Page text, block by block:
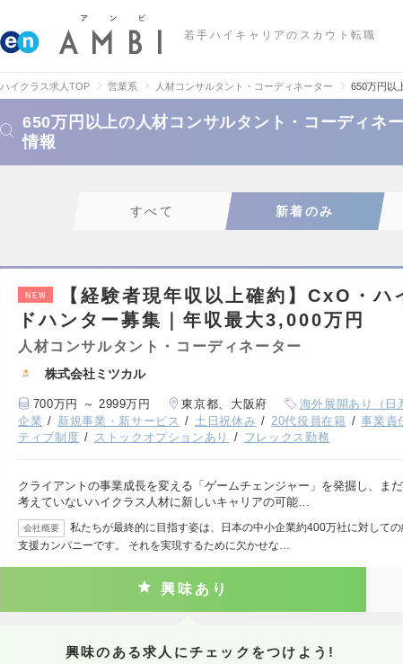
若手ハイキャリアのスカウト転職
ハイクラス求人TOP 営業系 人材コンサルタント・コーディネーター 650万円以
650万円以上の人材コンサルタント・コーディネ
情報
すべて 新着のみ
NEW
【経験者現年収以上確約】CxO・ハ
ドハンター募集｜年収最大3,000万円
人材コンサルタント・コーディネーター
株式会社ミツカル
700万円 ～ 2999万円 東京都、大阪府 海外展開あり（日
企業
新規事業・新サービス 土日祝休み 20代役員在籍 事業責
ティブ制度
ストックオプションあり フレックス勤務
クライアントの事業成長を変える「ゲームチェンジャー」を発掘し、ま
考えていないハイクラス人材に新しいキャリアの可能…
会社概要
私たちが最終的に目指す姿は、日本の中小企業約400万社に対して
支援カンパニーです。 それを実現するために欠かせな…
興味あり
興味のある求人にチェックをつけよう!